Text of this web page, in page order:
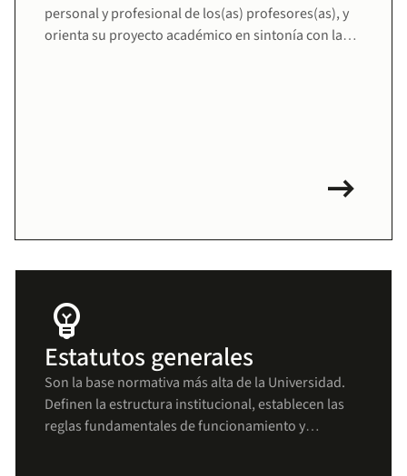
personal y profesional de los(as) profesores(as), y
orienta su proyecto académico en sintonía con la
arrow_right_alt
emoji_objects
Estatutos generales
Son la base normativa más alta de la Universidad.
Definen la estructura institucional, establecen las
reglas fundamentales de funcionamiento y